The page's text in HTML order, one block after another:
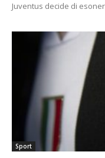
Juventus decide di
Sport